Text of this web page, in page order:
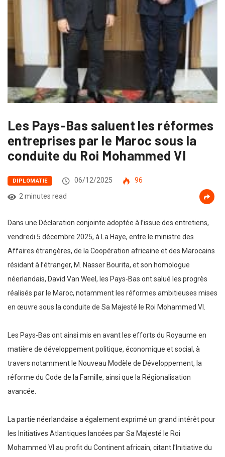
Les Pays-Bas saluent les réformes
entreprises par le Maroc sous la
conduite du Roi Mohammed VI
DIPLOMATIE 06/12/2025
96
2 minutes read
Dans une Déclaration conjointe adoptée à l’issue des entretiens,
vendredi 5 décembre 2025, à La Haye, entre le ministre des
Affaires étrangères, de la Coopération africaine et des Marocains
résidant à l’étranger, M. Nasser Bourita, et son homologue
néerlandais, David Van Weel, les Pays-Bas ont salué les progrès
réalisés par le Maroc, notamment les réformes ambitieuses mises
en œuvre sous la conduite de Sa Majesté le Roi Mohammed VI.
Les Pays-Bas ont ainsi mis en avant les efforts du Royaume en
matière de développement politique, économique et social, à
travers notamment le Nouveau Modèle de Développement, la
réforme du Code de la Famille, ainsi que la Régionalisation
avancée.
La partie néerlandaise a également exprimé un grand intérêt pour
les Initiatives Atlantiques lancées par Sa Majesté le Roi
Mohammed VI au profit du Continent africain, citant l’Initiative du